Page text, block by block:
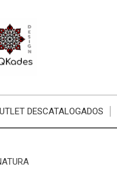
DESCATALOGADOS